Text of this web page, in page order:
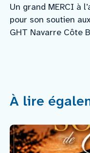
Un grand MERCI à
pour son soutien
GHT Navarre Côte
À lire